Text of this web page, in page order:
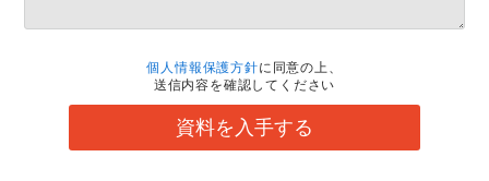
個人情報保護方針に同意の上、
送信内容を確認してください
資料を入手する